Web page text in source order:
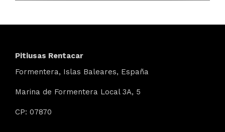
Pitiusas Rentacar
Formentera, Islas Baleares, España
Marina de Formentera Local 3A, 5
CP: 07870